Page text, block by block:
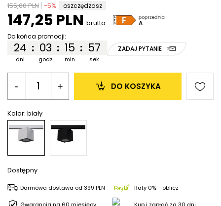
155,00 PLN -5% oszczędzasz
147,25 PLN brutto
Do końca promocji:
:
dni
24 :
godz
03 :
min
15
sek
57 ZADAJ PYTANIE
Kolor: biały
- + DO KOSZYKA
Dostępny
Darmowa dostawa od 399 PLN Raty 0% - oblicz